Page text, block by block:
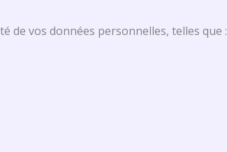
de vos données personnelles, telles que :